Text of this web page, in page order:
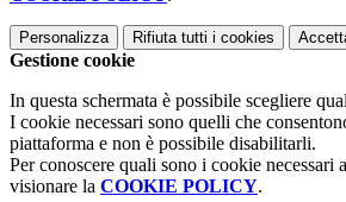
Personalizza Rifiuta tutti i cookies
Gestione cookie
In questa schermata è possibile scegliere
I cookie necessari sono quelli che
piattaforma e non è possibile disabilitarli.
Per conoscere quali sono i cookie necessari
visionare la COOKIE POLICY.